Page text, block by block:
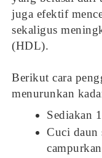
juga efektif
sekaligus
(HDL).
Berikut cara
menurunkan
Sediakan
Cuci daun